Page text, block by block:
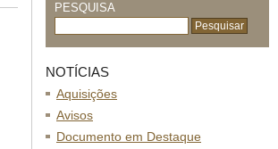
PESQUISA
NOTÍCIAS
Aquisições
Avisos
Documento em Destaque